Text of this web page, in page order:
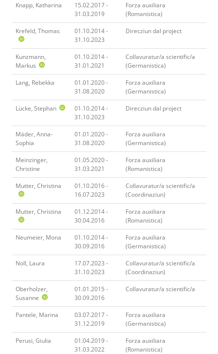
Knapp, Katharina
15.02.2017 -
31.03.2019
Forza auxiliara
(Romanistica)
Krefeld, Thomas
01.10.2014 -
31.10.2023
Direcziun dal project
Kunzmann,
Markus
01.10.2014 -
31.01.2021
Collavuratur/a scientific/a
(Germanistica)
Lang, Rebekka
01.01.2020 -
31.08.2020
Forza auxiliara
(Germanistica)
Lücke, Stephan
01.10.2014 -
31.10.2023
Direcziun dal project
Mäder, Anna-
Sophia
01.01.2020 -
31.08.2020
Forza auxiliara
(Germanistica)
Meinzinger,
Christine
01.05.2020 -
31.03.2021
Forza auxiliara
(Romanistica)
Mutter, Christina
01.10.2016 -
16.07.2023
Collavuratur/a scientific/a
(Coordinaziun)
Mutter, Christina
01.12.2014 -
30.04.2016
Forza auxiliara
(Romanistica)
Neumeier, Mona
01.10.2014 -
30.09.2016
Forza auxiliara
(Germanistica)
Noll, Laura
17.07.2023 -
31.10.2023
Collavuratur/a scientific/a
(Coordinaziun)
Oberholzer,
Susanne
01.01.2015 -
30.09.2016
Collavuratur/a scientific/a
Pantele, Marina
03.07.2017 -
31.12.2019
Forza auxiliara
(Germanistica)
Perusi, Giulia
01.04.2019 -
31.03.2022
Forza auxiliara
(Romanistica)